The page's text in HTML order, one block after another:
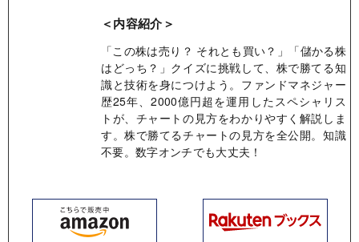
＜内容紹介＞
「この株は売り？ それとも買い？」「儲かる株
はどっち？」クイズに挑戦して、株で勝てる知
識と技術を身につけよう。ファンドマネジャー
歴25年、2000億円超を運用したスペシャリス
トが、チャートの見方をわかりやすく解説しま
す。株で勝てるチャートの見方を全公開。知識
不要。数字オンチでも大丈夫！